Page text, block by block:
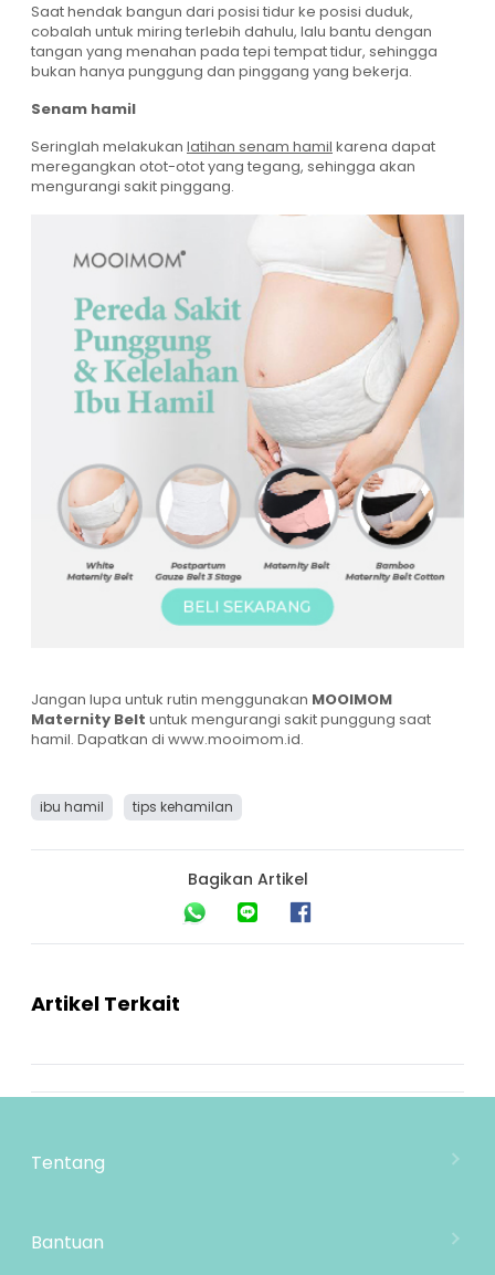
Saat hendak bangun dari posisi tidur ke posisi duduk,
cobalah untuk miring terlebih dahulu, lalu bantu dengan
tangan yang menahan pada tepi tempat tidur, sehingga
bukan hanya punggung dan pinggang yang bekerja.
Senam hamil
Seringlah melakukan latihan senam hamil karena dapat
meregangkan otot-otot yang tegang, sehingga akan
mengurangi sakit pinggang.
Jangan lupa untuk rutin menggunakan MOOIMOM
Maternity Belt untuk mengurangi sakit punggung saat
hamil. Dapatkan di www.mooimom.id.
ibu hamil tips kehamilan
Bagikan Artikel
Artikel Terkait
Tentang
Lokasi Toko
Bantuan